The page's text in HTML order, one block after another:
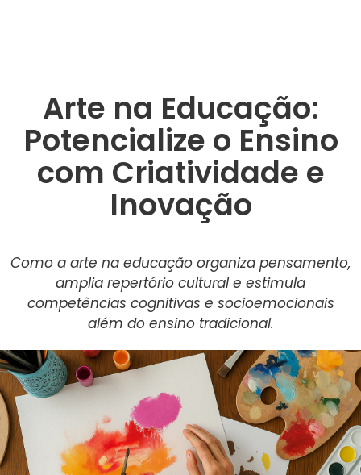
Arte na Educação:
Potencialize o Ensino
com Criatividade e
Inovação
Como a arte na educação organiza pensamento,
amplia repertório cultural e estimula
competências cognitivas e socioemocionais
além do ensino tradicional.